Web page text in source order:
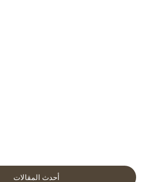
أحدث المقالات